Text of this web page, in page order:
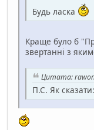
Будь ласка
Краще було б
звертанні з
Цитата:
П.С. Як